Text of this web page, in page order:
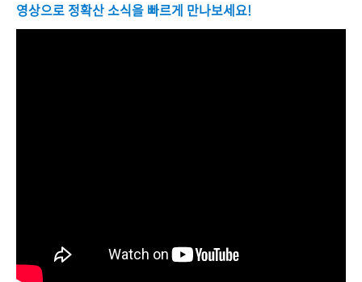
영상으로 정확산 소식을 빠르게 만나보세요!